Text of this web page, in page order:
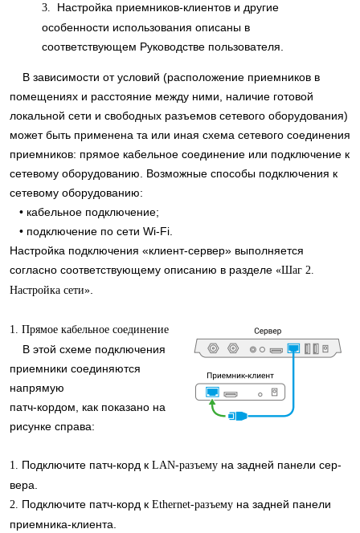
3. Настройка приемников-клиентов и другие
особенности использования описаны в
соответствующем Руководстве пользователя.
В зависимости от условий (расположение приемников в
помещениях и расстояние между ними, наличие готовой
локальной сети и свободных разъемов сетевого оборудования)
может быть применена та или иная схема сетевого соединения
приемников: прямое кабельное соединение или подключение к
сетевому оборудованию. Возможные способы подключения к
сетевому оборудованию:
• кабельное подключение;
• подключение по сети Wi-Fi.
Настройка подключения «клиент-сервер» выполняется
согласно соответствующему описанию в разделе «Шаг 2.
Настройка сети»
1. Прямое кабельное соединение
В этой схеме подключения
приемники соединяются
напрямую
патч-кордом, как показано на
рисунке справа:
1. Подключите патч-корд к LAN-разъему на задней панели сер-
вера.
2. Подключите патч-корд к Ethernet-разъему на задней панели
приемника-клиента.